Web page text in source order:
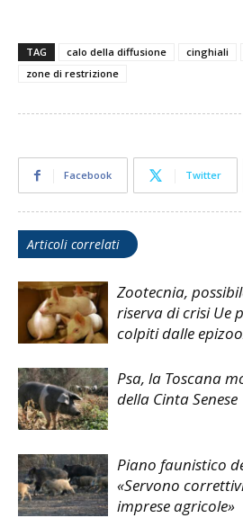
TAG calo della diffusione cinghiali
zone di restrizione
Facebook Twitter
Articoli correlati
Zootecnia,
riserva di crisi Ue
colpiti dalle
Psa, la Toscana
della Cinta Senese
Piano faunistico
«Servono
imprese agricole»